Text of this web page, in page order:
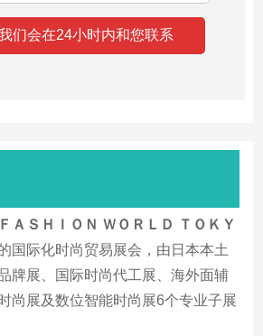
ＡＳＨＩＯＮ ＷＯＲＬＤ ＴＯＫＹ
国际化时尚贸易展会，由日本本土
牌展、国际时尚代工展、海外面辅
尚展及数位智能时尚展6个专业子展